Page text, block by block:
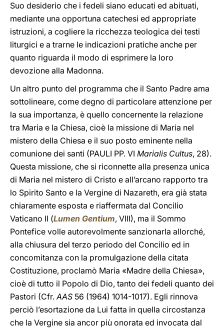
Suo desiderio che i fedeli siano educati ed abituati,
mediante una opportuna catechesi ed appropriate
istruzioni, a cogliere la ricchezza teologica dei testi
liturgici e a trarne le indicazioni pratiche anche per
quanto riguarda il modo di esprimere la loro
devozione alla Madonna.
Un altro punto del programma che il Santo Padre ama
sottolineare, come degno di particolare attenzione per
la sua importanza, è quello concernente la relazione
tra Maria e la Chiesa, cioè la missione di Maria nel
mistero della Chiesa e il suo posto eminente nella
comunione dei santi (PAULI PP. VI Marialis Cultus, 28).
Questa missione, che si riconnette alla presenza unica
di Maria nel mistero di Cristo e all’arcano rapporto tra
lo Spirito Santo e la Vergine di Nazareth, era già stata
chiaramente esposta e riaffermata dal Concilio
Vaticano II (Lumen Gentium, VIII), ma il Sommo
Pontefice volle autorevolmente sanzionarla allorché,
alla chiusura del terzo periodo del Concilio ed in
concomitanza con la promulgazione della citata
Costituzione, proclamò Maria «Madre della Chiesa»,
cioè di tutto il Popolo di Dio, tanto dei fedeli quanto dei
Pastori (Cfr.AAS 56 (1964) 1014-1017). Egli rinnova
perciò l’esortazione da Lui fatta in quella circostanza
che la Vergine sia ancor più onorata ed invocata dal